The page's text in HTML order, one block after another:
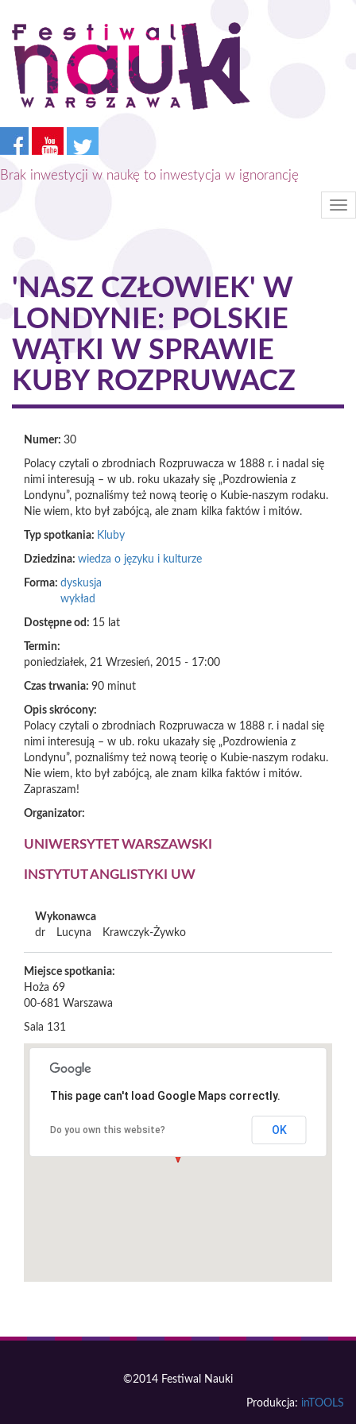
Przejdź
treści
Brak inwestycji w naukę to inwestycja w ignorancję
'NASZ CZŁOWIEK' W
LONDYNIE: POLSKIE
WĄTKI W SPRAWIE
KUBY ROZPRUWACZ
Numer: 30
Polacy czytali o zbrodniach Rozpruwacza w 1888 r. i nadal się
nimi interesują – w ub. roku ukazały się „Pozdrowienia z
Londynu”, poznaliśmy też nową teorię o Kubie-naszym rodaku.
Nie wiem, kto był zabójcą, ale znam kilka faktów i mitów.
Typ spotkania: Kluby
Dziedzina: wiedza o języku i kulturze
Forma: dyskusja
wykład
Dostępne od: 15 lat
Termin:
poniedziałek, 21 Wrzesień, 2015 - 17:00
Czas trwania: 90 minut
Opis skrócony:
Polacy czytali o zbrodniach Rozpruwacza w 1888 r. i nadal się
nimi interesują – w ub. roku ukazały się „Pozdrowienia z
Londynu”, poznaliśmy też nową teorię o Kubie-naszym rodaku.
Nie wiem, kto był zabójcą, ale znam kilka faktów i mitów.
Zapraszam!
Organizator:
UNIWERSYTET WARSZAWSKI
INSTYTUT ANGLISTYKI UW
Wykonawca
dr
Lucyna Krawczyk-Żywko
Miejsce spotkania:
Hoża 69
00-681 Warszawa
Sala 131
This page can't load Google Maps correctly.
Do you own this website? OK
©2014 Festiwal Nauki
Produkcja: inTOOLS